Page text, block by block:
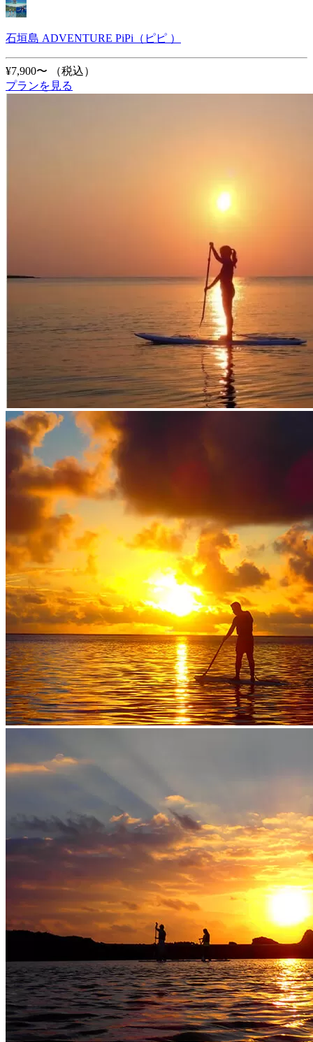
石垣島 ADVENTURE PiPi（ピピ ）
¥7,900〜
（税込）
プランを見る